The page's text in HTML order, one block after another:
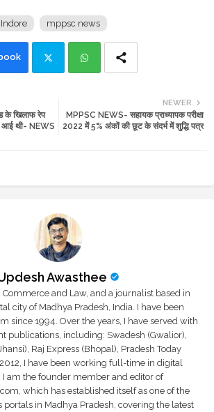
Indore mppsc news
tte ats
NEWER
MPPSC NEWS- सहायक प्राध्यापक परीक्षा
2022 में 5% अंकों की छूट के संदर्भ में शुद्धि पत्र
के खिलाफ रेप
आई थी- NEWS
Awasthee
Commerce and Law, and a journalist based in
city of Madhya Pradesh, India. I have been
since 1994. Over the years, I have served with
publications, including: Swadesh (Gwalior),
Raj Express (Bhopal), Pradesh Today
I have been working full-time in digital
I am the founder member and editor of
which has established itself as one of the
portals in Madhya Pradesh, covering the latest